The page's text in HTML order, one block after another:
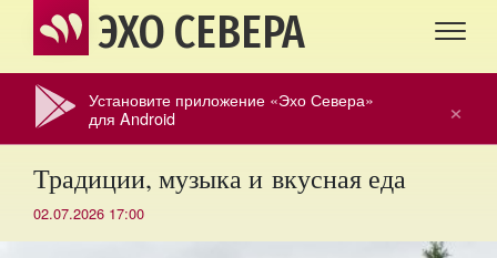
ЭХО СЕВЕРА
×
Установите приложение «Эхо Севера»
для Android
Традиции, музыка и вкусная еда
02.07.2026 17:00